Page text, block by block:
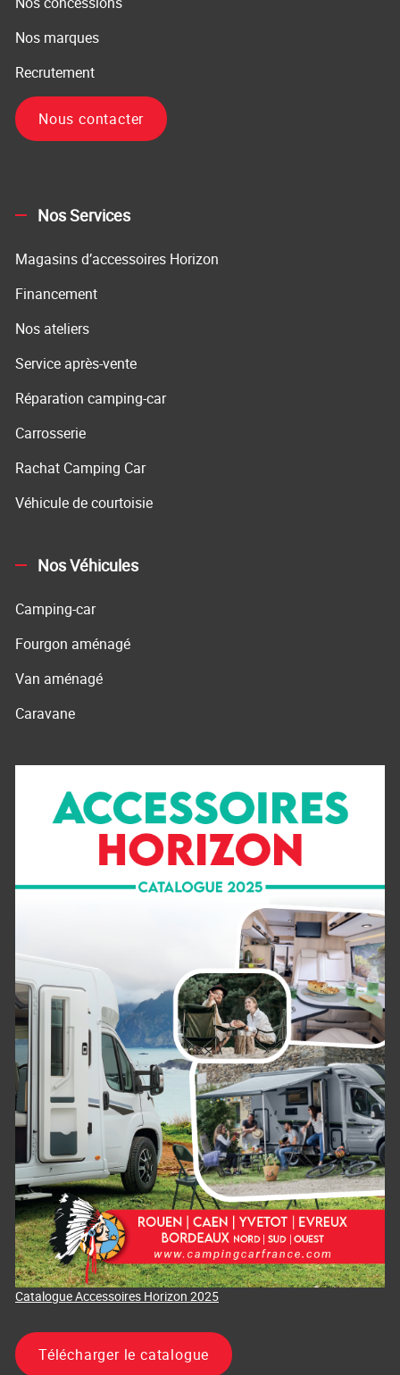
Nos marques
Recrutement
Nous contacter
Nos Services
Magasins d’accessoires Horizon
Financement
Nos ateliers
Service après-vente
Réparation camping-car
Carrosserie
Rachat Camping Car
Véhicule de courtoisie
Nos Véhicules
Camping-car
Fourgon aménagé
Van aménagé
Caravane
Catalogue Accessoires Horizon 2025
Télécharger le catalogue